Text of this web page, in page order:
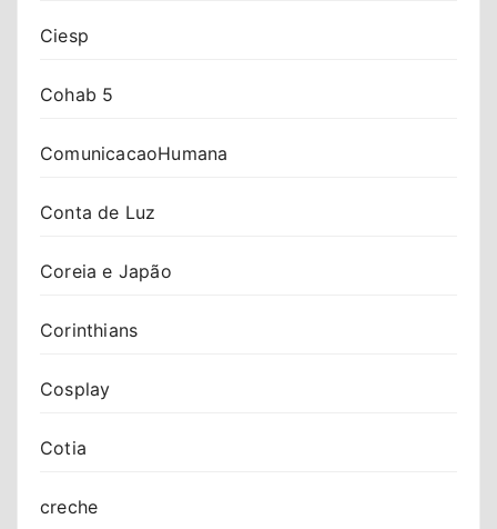
Ciesp
Cohab 5
ComunicacaoHumana
Conta de Luz
Coreia e Japão
Corinthians
Cosplay
Cotia
creche